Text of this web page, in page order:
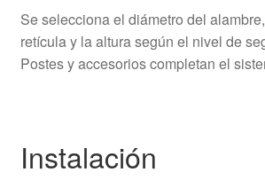
Se selecciona el diámetro del
retícula y la altura según el nivel de
Postes y accesorios completan el
Instalación